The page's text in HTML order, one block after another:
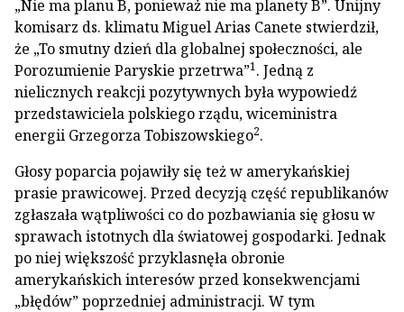
„Nie ma planu B, ponieważ nie ma planety B”. Unijny
komisarz ds. klimatu Miguel Arias Canete stwierdził,
że „To smutny dzień dla globalnej społeczności, ale
Porozumienie Paryskie przetrwa”1. Jedną z
nielicznych reakcji pozytywnych była wypowiedź
przedstawiciela polskiego rządu, wiceministra
energii Grzegorza Tobiszowskiego2.
Głosy poparcia pojawiły się też w amerykańskiej
prasie prawicowej. Przed decyzją część republikanów
zgłaszała wątpliwości co do pozbawiania się głosu w
sprawach istotnych dla światowej gospodarki. Jednak
po niej większość przyklasnęła obronie
amerykańskich interesów przed konsekwencjami
„błędów” poprzedniej administracji. W tym